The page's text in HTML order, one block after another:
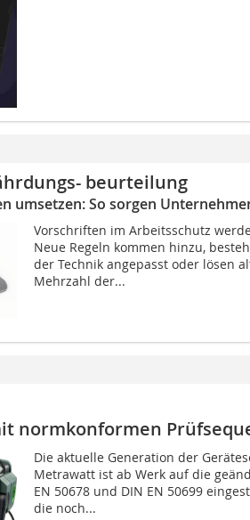
beurteilung
umsetzen: So sorgen
Vorschriften im Arbeitsschutz
Neue Regeln kommen hinzu,
der Technik angepasst oder lösen
Mehrzahl der...
normkonformen
Die aktuelle Generation der
Metrawatt ist ab Werk auf die
EN 50678 und DIN EN 50699
die noch...